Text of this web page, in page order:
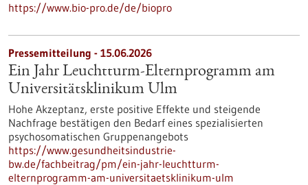
https://www.bio-pro.de/de/biopro
Pressemitteilung - 15.06.2026
Ein Jahr Leuchtturm-​Elternprogramm am
Universitätsklinikum Ulm
Hohe Akzeptanz, erste positive Effekte und steigende
Nachfrage bestätigen den Bedarf eines spezialisierten
psychosomatischen Gruppenangebots
https://www.gesundheitsindustrie-
bw.de/fachbeitrag/pm/ein-jahr-leuchtturm-
elternprogramm-am-universitaetsklinikum-ulm